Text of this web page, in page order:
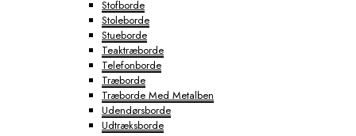
Stofborde
Stoleborde
Stueborde
Teaktræborde
Telefonborde
Træborde
Træborde Med Metalben
Udendørsborde
Udtræksborde